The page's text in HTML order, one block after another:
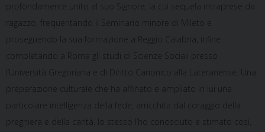
profondamente unito al suo Signore, la cui sequela intraprese da
ragazzo, frequentando il Seminario minore di Mileto e
proseguendo la sua formazione a Reggio Calabria, infine
completando a Roma gli studi di Scienze Sociali presso
l’Università Gregoriana e di Diritto Canonico alla Lateranense. Una
preparazione culturale che ha affinato e ampliato in lui una
particolare intelligenza della fede, arricchita dal coraggio della
preghiera e della carità. Io stesso l’ho conosciuto e stimato così,